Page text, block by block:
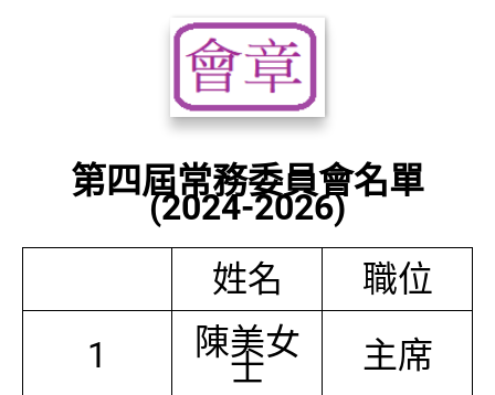
第四屆常務委員會名單
(2024-2026)
姓名
職位
1
陳美女
士 主席